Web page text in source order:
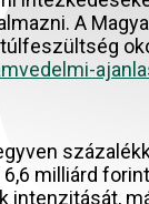
A
6,6 milliárd
intenzitását,